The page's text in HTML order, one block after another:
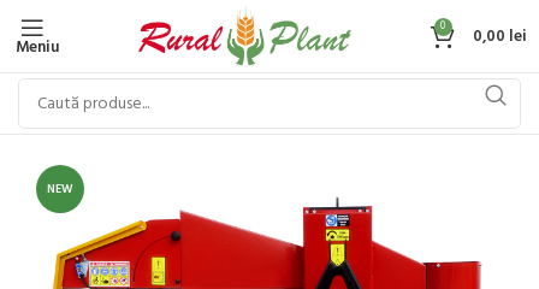
Meniu
0 0,00 lei
NEW